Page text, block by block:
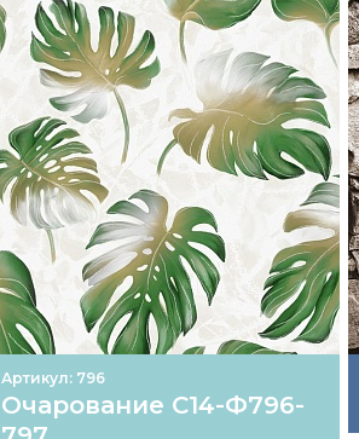
Артикул: 796
Очарование С14-Ф796-